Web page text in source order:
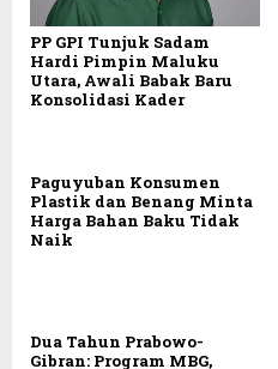
PP GPI Tunjuk Sadam
Hardi Pimpin Maluku
Utara, Awali Babak Baru
Konsolidasi Kader
Paguyuban Konsumen
Plastik dan Benang Minta
Harga Bahan Baku Tidak
Naik
Dua Tahun Prabowo-
Gibran: Program MBG,